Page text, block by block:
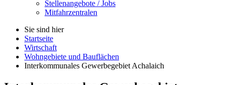
Stellenangebote / Jobs
Mitfahrzentralen
Sie sind hier
Startseite
Wirtschaft
Wohngebiete und Bauflächen
Interkommunales Gewerbegebiet Achalaich